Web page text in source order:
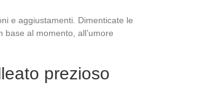
e aggiustamenti. Dimenticate le
al momento, all’umore
prezioso